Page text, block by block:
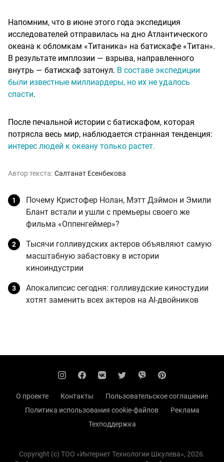
Напомним, что в июне этого года экспедиция
исследователей отправилась на дно Атлантического
океана к обломкам «Титаника» на батискафе «Титан».
В результате имплозии — взрыва, направленного
внутрь — батискаф затонул. В составе экспедиции
были известные миллиардеры, но их не удалось
спасти.
После печальной истории с батискафом, которая
потрясла весь мир, наблюдается странная тенденция:
интерес людей к океану только растет.
Автор текста: Салтанат Есенбекова
Почему Кристофер Нолан, Мэтт Дэймон и Эмили
Блант встали и ушли с премьеры своего же
фильма «Оппенгеймер»?
Тысячи голливудских актеров объявляют самую
масштабную забастовку в истории
киноиндустрии
Апокалипсис сегодня: голливудские киностудии
хотят заменить всех актеров на AI-двойников
О проекте Контакты
Пользовательское соглашение
Политика использования cookie-файлов
Реклама
Техподдержка
Copyright (с) TOO «Интернет Технологии Шкулева», 2026.